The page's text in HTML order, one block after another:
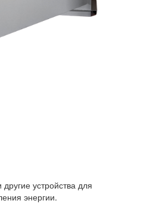
устройства для
энергии.